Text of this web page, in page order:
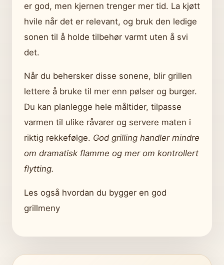
er god, men kjernen trenger mer tid. La kjøtt
hvile når det er relevant, og bruk den ledige
sonen til å holde tilbehør varmt uten å svi
det.
Når du behersker disse sonene, blir grillen
lettere å bruke til mer enn pølser og burger.
Du kan planlegge hele måltider, tilpasse
varmen til ulike råvarer og servere maten i
riktig rekkefølge. God grilling handler mindre
om dramatisk flamme og mer om kontrollert
flytting.
Les også hvordan du bygger en god
grillmeny